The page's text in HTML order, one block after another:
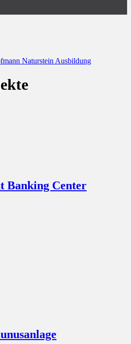
Naturstein Ausbildung
Banking Center